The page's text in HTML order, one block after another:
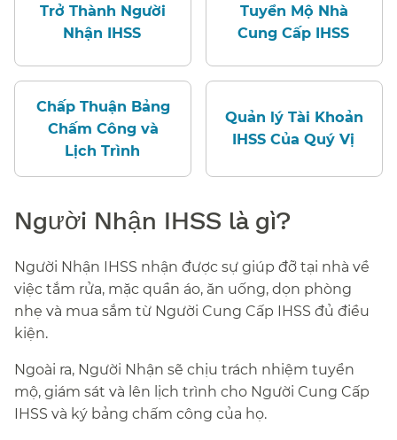
Trở Thành Người
Nhận IHSS​​
Tuyển Mộ Nhà
Cung Cấp IHSS​​
Chấp Thuận Bảng
Chấm Công và
Lịch Trình​​
Quản lý Tài Khoản
IHSS Của Quý Vị​​
Người Nhận IHSS là gì?​​
Người Nhận IHSS nhận được sự giúp đỡ tại nhà về
việc tắm rửa, mặc quần áo, ăn uống, dọn phòng
nhẹ và mua sắm từ Người Cung Cấp IHSS đủ điều
kiện.​​
Ngoài ra, Người Nhận sẽ chịu trách nhiệm tuyển
mộ, giám sát và lên lịch trình cho Người Cung Cấp
IHSS và ký bảng chấm công của họ.​​